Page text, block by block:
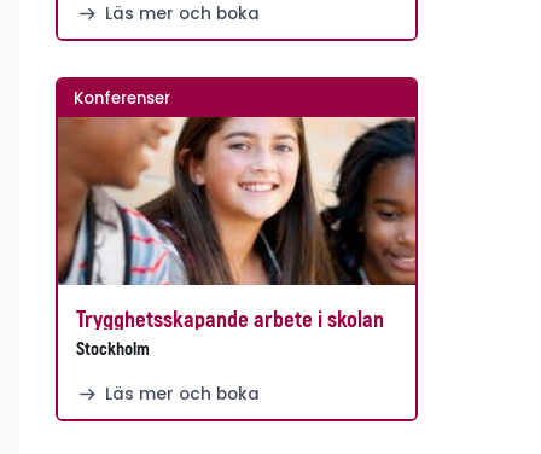
Läs mer och boka
Konferenser
Trygghetsskapande arbete i skolan
Stockholm
Läs mer och boka